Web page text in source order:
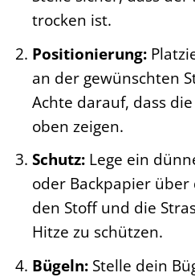
trocken ist.
Positionierung:
an der gewünschten
Achte darauf, dass
oben zeigen.
Schutz:Lege ein
oder Backpapier über
den Stoff und die
Hitze zu schützen.
Bügeln:Stelle dein